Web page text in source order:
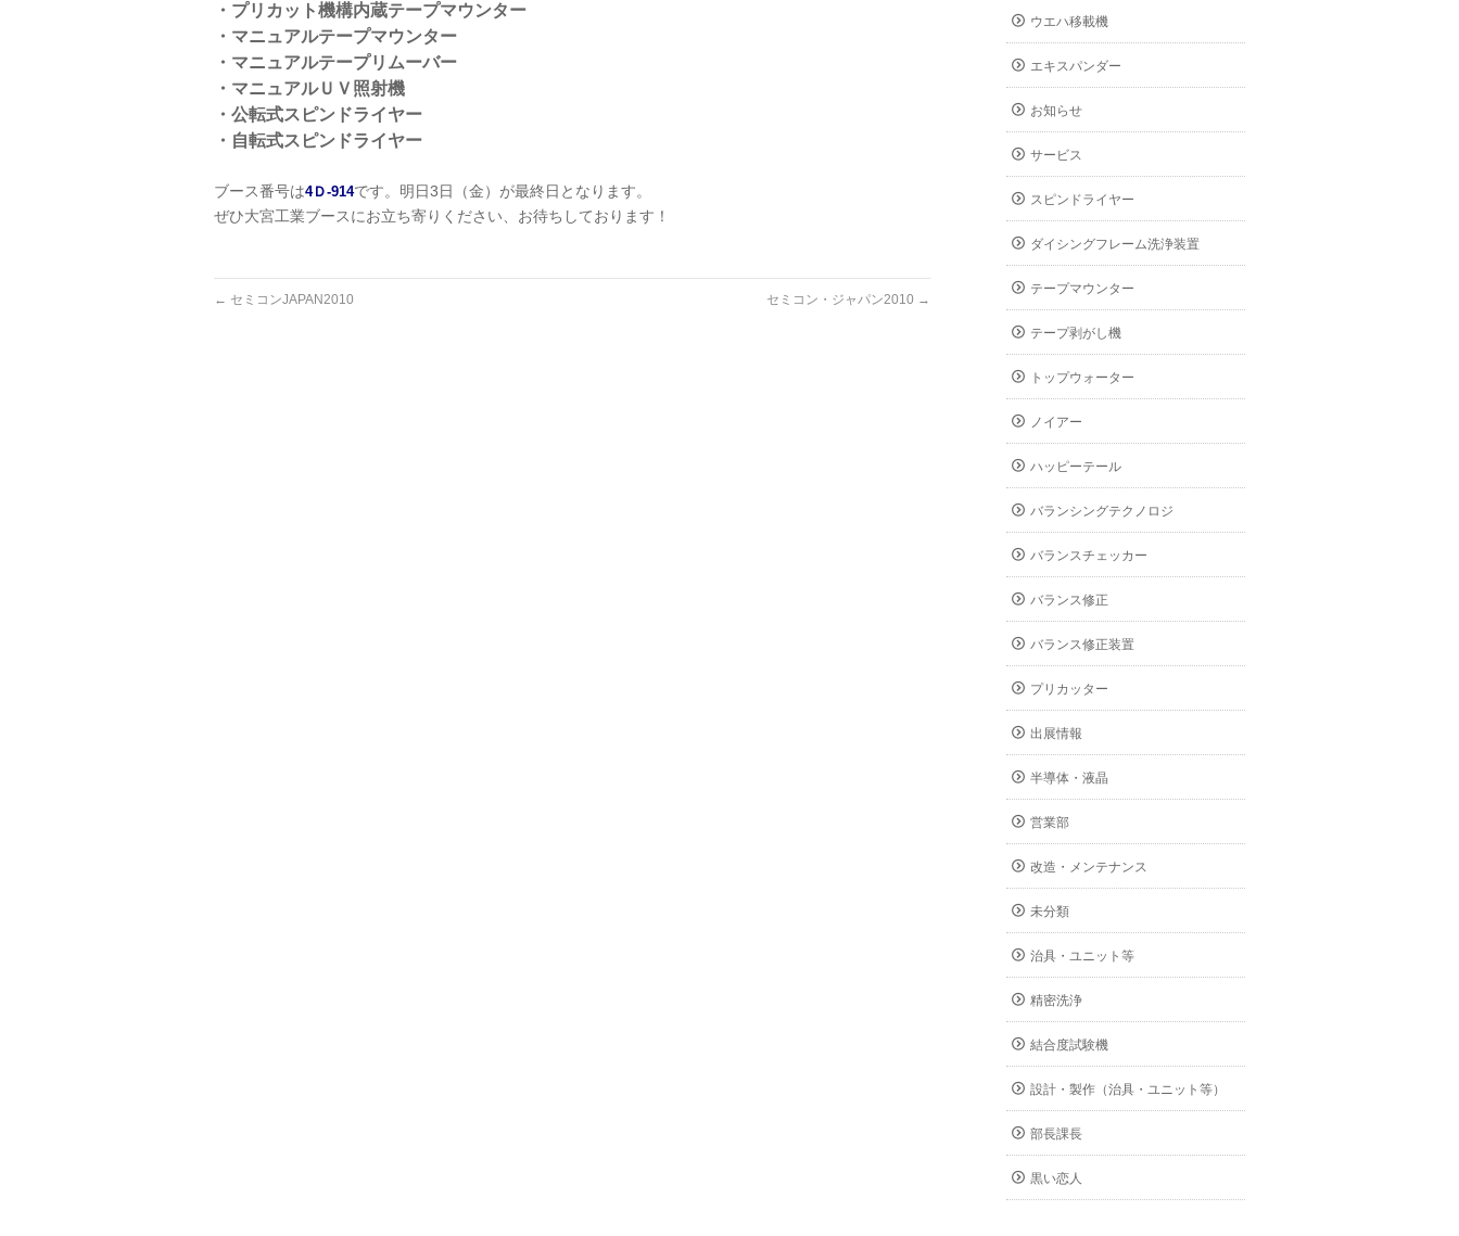
・プリカット機構内蔵テープマウンター
・マニュアルテープマウンター
・マニュアルテープリムーバー
・マニュアルＵＶ照射機
・公転式スピンドライヤー
・自転式スピンドライヤー
ブース番号は4Ｄ-914です。明日3日（金）が最終日となります。
ぜひ大宮工業ブースにお立ち寄りください、お待ちしております！
← セミコンJAPAN2010 セミコン・ジャパン2010 →
ウエハ移載機
エキスパンダー
お知らせ
サービス
スピンドライヤー
ダイシングフレーム洗浄装置
テープマウンター
テープ剥がし機
トップウォーター
ノイアー
ハッピーテール
バランシングテクノロジ
バランスチェッカー
バランス修正
バランス修正装置
プリカッター
出展情報
半導体・液晶
営業部
改造・メンテナンス
未分類
治具・ユニット等
精密洗浄
結合度試験機
設計・製作（治具・ユニット等）
部長課長
黒い恋人